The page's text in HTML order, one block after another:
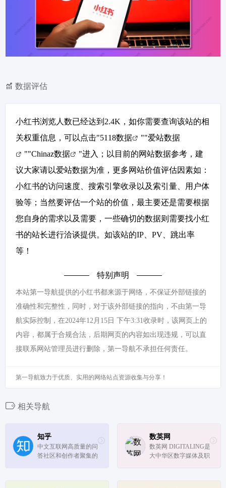
数据评估
小红书浏览人数已经达到2.4K，如你需要查询该站的相
关权重信息，可以点击"5118数据 ""爱站数据
""Chinaz数据
"进入；以目前的网站数据参考，建
议大家请以爱站数据为准，更多网站价值评估因素如：
小红书的访问速度、搜索引擎收录以及索引量、用户体
验等；当然要评估一个站的价值，最主要还是需要根据
您自身的需求以及需要，一些确切的数据则需要找小红
书的站长进行洽谈提供。如该站的IP、PV、跳出率
等！
特别声明
本站第一导航提供的小红书都来源于网络，不保证外部链接的
准确性和完整性，同时，对于该外部链接的指向，不由第一导
航实际控制，在2024年12月15日 下午3:31收录时，该网页上的
内容，都属于合规合法，后期网页的内容如出现违规，可以直
接联系网站管理员进行删除，第一导航不承担任何责任。
第一导航致力于优质、实用的网络站点资源收集与分享！
相关导航
知乎
中文互联网高质量的问
答社区和创作者聚集的
数英网
数英网 DIGITALING是
大中华区数字媒体及职